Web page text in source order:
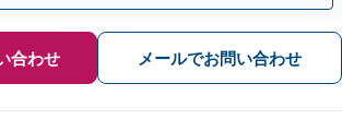
合わせ メールでお問い合わせ